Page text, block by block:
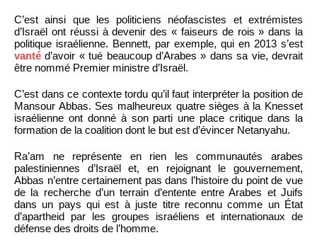
C’est ainsi que les politiciens néofascistes et extrémistes
d’Israël ont réussi à devenir des « faiseurs de rois » dans la
politique israélienne. Bennett, par exemple, qui en 2013 s’est
vanté d’avoir « tué beaucoup d’Arabes » dans sa vie, devrait
être nommé Premier ministre d’Israël.
C’est dans ce contexte tordu qu’il faut interpréter la position de
Mansour Abbas. Ses malheureux quatre sièges à la Knesset
israélienne ont donné à son parti une place critique dans la
formation de la coalition dont le but est d’évincer Netanyahu.
Ra’am ne représente en rien les communautés arabes
palestiniennes d’Israël et, en rejoignant le gouvernement,
Abbas n’entre certainement pas dans l’histoire du point de vue
de la recherche d’un terrain d’entente entre Arabes et Juifs
dans un pays qui est à juste titre reconnu comme un État
d’apartheid par les groupes israéliens et internationaux de
défense des droits de l’homme.